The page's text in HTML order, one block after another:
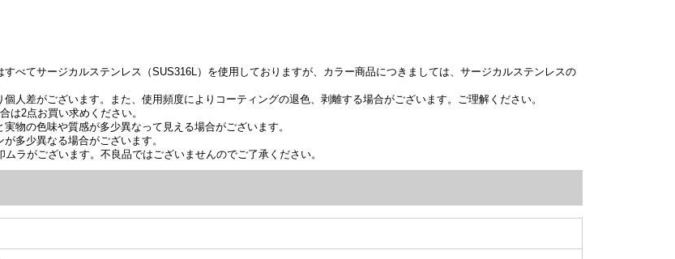
すべてサージカルステンレス（SUS316L）を使用しておりますが、カラー商品につきましては、サージカルステンレスの
人差がございます。また、使用頻度によりコーティングの退色、剥離する場合がございます。ご理解ください。
は2点お買い求めください。
物の色味や質感が多少異なって見える場合がございます。
多少異なる場合がございます。
ラがございます。不良品ではございませんのでご了承ください。